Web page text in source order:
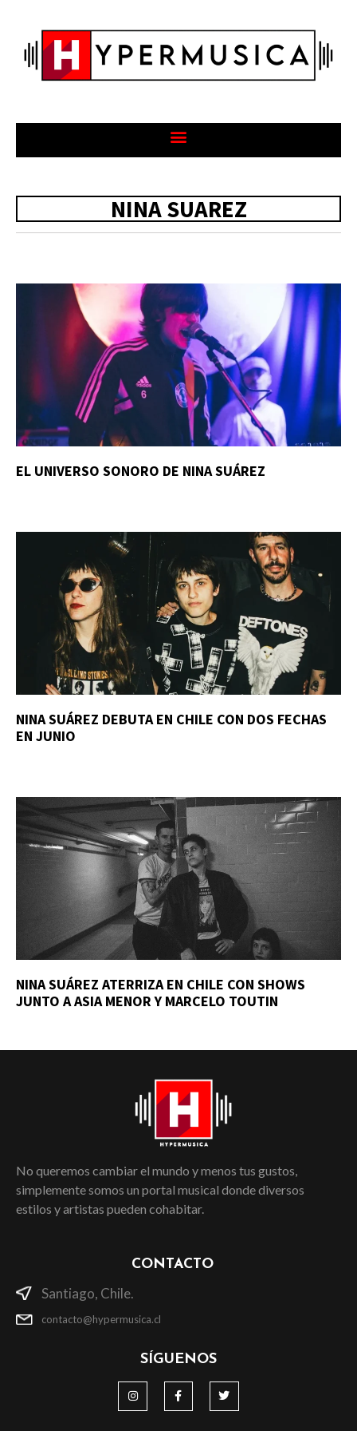
NINA SUAREZ
EL UNIVERSO SONORO DE NINA SUÁREZ
NINA SUÁREZ DEBUTA EN CHILE CON DOS FECHAS
EN JUNIO
NINA SUÁREZ ATERRIZA EN CHILE CON SHOWS
JUNTO A ASIA MENOR Y MARCELO TOUTIN
No queremos cambiar el mundo y menos tus gustos,
simplemente somos un portal musical donde diversos
estilos y artistas pueden cohabitar.
CONTACTO
Santiago, Chile.
contacto@hypermusica.cl
SÍGUENOS